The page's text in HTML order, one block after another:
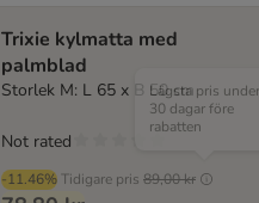
Trixie kylmatta med
palmblad
Storlek M: L 65 x B 50 cm
-11.46% Tidigare pris 89,00 kr
Lägsta pris under
30 dagar före
rabatten
Not rated